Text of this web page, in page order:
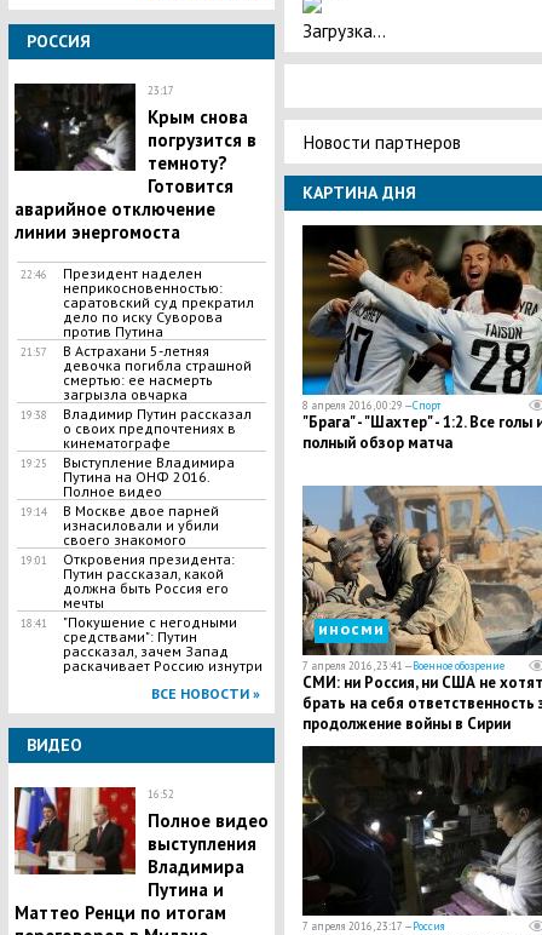
РОССИЯ
23:17
Крым снова
погрузится в
темноту?
Готовится
аварийное отключение
линии энергомоста
22:46
Президент наделен
неприкосновенностью:
саратовский суд прекратил
дело по иску Суворова
против Путина
21:57
В Астрахани 5-летняя
девочка погибла страшной
смертью: ее насмерть
загрызла овчарка
19:38
Владимир Путин рассказал
о своих предпочтениях в
кинематографе
19:25
Выступление Владимира
Путина на ОНФ 2016.
Полное видео
19:14
В Москве двое парней
изнасиловали и убили
своего знакомого
19:01
Откровения президента:
Путин рассказал, какой
должна быть Россия его
мечты
18:41
"Покушение с негодными
средствами": Путин
рассказал, зачем Запад
раскачивает Россию изнутри
ВСЕ НОВОСТИ »
ВИДЕО
16:52
Полное видео
выступления
Владимира
Путина и
Маттео Ренци по итогам
Загрузка...
Новости партнеров
КАРТИНА ДНЯ
8 апреля 2016, 00:29 —Спорт
"Брага" - "Шахтер" - 1:2. Все голы
полный обзор матча
иносми
7 апреля 2016, 23:41 —Военное обозрение
СМИ: ни Россия, ни США не хотят
брать на себя ответственность
продолжение войны в Сирии
7 апреля 2016, 23:17 —Россия